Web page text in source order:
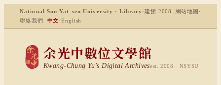
National Sun Yat-sen University · Library ·建館 2008 網站地圖 ·
聯絡我們
中文·English
余光中數位文學館
Kwang-Chung Yu's Digital Archivesest. 2008 · NSYSU